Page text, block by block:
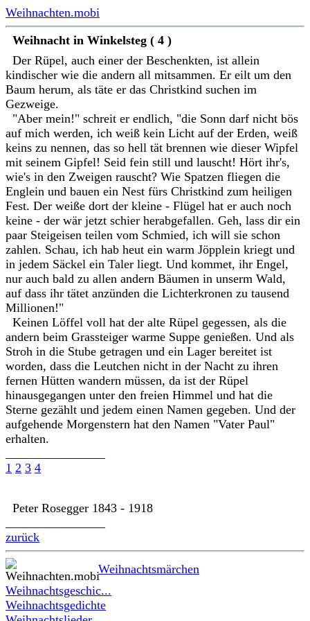
Weihnachten.mobi
Weihnacht in Winkelsteg ( 4 )
Der Rüpel, auch einer der Beschenkten, ist allein
kindischer wie die andern all mitsammen. Er eilt um den
Baum herum, als täte er das Christkind suchen im
Gezweige.
"Aber mein!" schreit er endlich, "die Sonn darf nicht bös
auf mich werden, ich weiß kein Licht auf der Erden, weiß
keins zu nennen, das so hell tät brennen wie dieser Wipfel
mit seinem Gipfel! Seid fein still und lauscht! Hört ihr's,
wie's in den Zweigen rauscht? Wie Spatzen fliegen die
Englein und bauen ein Nest fürs Christkind zum heiligen
Fest. Der weiße dort der kleine - Flügel hat er auch noch
keine - der wär jetzt schier herabgefallen. Geh, lass dir ein
paar Steigeisen teilen vom Schmied, ich will sie schon
zahlen. Schau, ich hab heut ein warm Jöpplein kriegt und
in jedem Säckel ein Taler liegt. Und kommet, ihr Engel,
nur auch bald zu allen andern Bäumen in unserm Wald,
auf dass ihr tätet anzünden die Lichterkronen zu tausend
Millionen!"
Keinen Löffel voll hat der alte Rüpel gegessen, als die
andern beim Grassteiger warme Suppe genießen. Und als
Stroh in die Stube getragen und ein Lager bereitet ist
worden, dass die Leutchen nicht in der Nacht zu ihren
fernen Hütten wandern müssen, da ist der Rüpel
hinausgegangen unter den freien Himmel und hat die
Sterne gezählt und jedem einen Namen gegeben. Und der
aufgehende Morgenstern hat den Namen "Vater Paul"
erhalten.
1 2 3 4
Peter Rosegger 1843 - 1918
zurück
Weihnachtsmärchen
Weihnachtsgeschic...
Weihnachtsgedichte